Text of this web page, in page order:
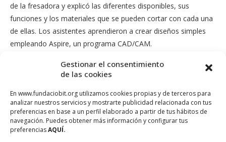
Gestionar el consentimiento
de las cookies
En www.fundaciobit.org utilizamos cookies propias y de terceros para
analizar nuestros servicios y mostrarte publicidad relacionada con tus
preferencias en base a un perfil elaborado a partir de tus hábitos de
navegación. Puedes obtener más información y configurar tus
preferenciasAQUÍ.
de la fresadora y explicó las diferentes disponibles, sus
funciones y los materiales que se pueden cortar con cada una
de ellas. Los asistentes aprendieron a crear diseños simples
empleando Aspire, un programa CAD/CAM.
Así mismo, se mostró a los asistentes como exportar los
diseños para enviarlos a la máquina, el funcionamiento del
software de la fresadora para importar los diseños, como
controlar la máquina, y como ajustarla y calibrarla, entre otros.
Finalmente, los asistentes pudieron poner en práctica los
conocimientos adquiridos y realizar sus propios diseños con la